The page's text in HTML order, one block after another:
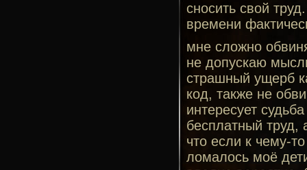
сносить свой
времени
мне сложно
не допускаю
страшный ущерб
код, также не
интересует
бесплатный труд,
что если к чему-
ломалось моё